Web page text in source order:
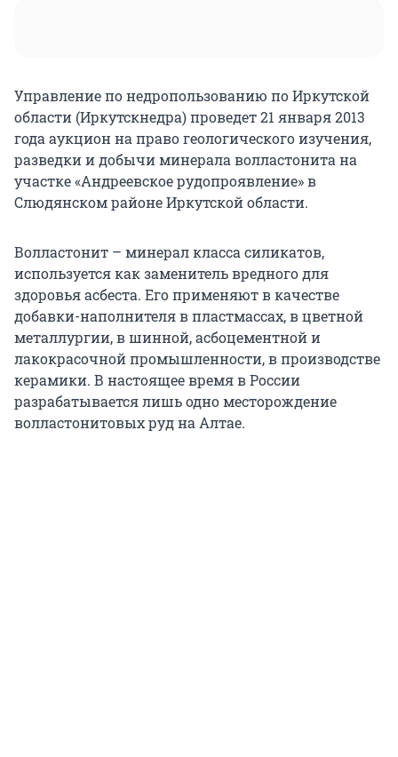
Управление по недропользованию по Иркутской
области (Иркутскнедра) проведет 21 января 2013
года аукцион на право геологического изучения,
разведки и добычи минерала волластонита на
участке «Андреевское рудопроявление» в
Слюдянском районе Иркутской области.
Волластонит – минерал класса силикатов,
используется как заменитель вредного для
здоровья асбеста. Его применяют в качестве
добавки-наполнителя в пластмассах, в цветной
металлургии, в шинной, асбоцементной и
лакокрасочной промышленности, в производстве
керамики. В настоящее время в России
разрабатывается лишь одно месторождение
волластонитовых руд на Алтае.